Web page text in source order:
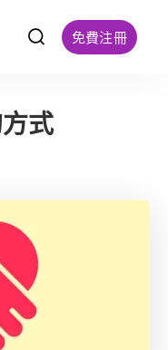
f 免費注冊
式